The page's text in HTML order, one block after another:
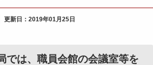
更新日： 2019年01月25日
では、職員会館の会議室等を